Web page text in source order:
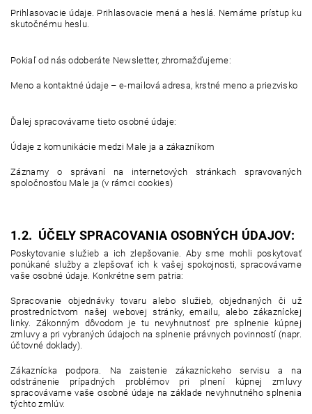
Prihlasovacie údaje. Prihlasovacie mená a heslá. Nemáme prístup ku
skutočnému heslu.
Pokiaľ od nás odoberáte Newsletter, zhromažďujeme:
Meno a kontaktné údaje – e-mailová adresa, krstné meno a priezvisko
Ďalej spracovávame tieto osobné údaje:
Údaje z komunikácie medzi Male ja a zákazníkom
Záznamy o správaní na internetových stránkach spravovaných
spoločnosťou Male ja (v rámci cookies)
1.2. ÚČELY SPRACOVANIA OSOBNÝCH ÚDAJOV:
Poskytovanie služieb a ich zlepšovanie. Aby sme mohli poskytovať
ponúkané služby a zlepšovať ich k vašej spokojnosti, spracovávame
vaše osobné údaje. Konkrétne sem patria:
Spracovanie objednávky tovaru alebo služieb, objednaných či už
prostredníctvom našej webovej stránky, emailu, alebo zákazníckej
linky. Zákonným dôvodom je tu nevyhnutnosť pre splnenie kúpnej
zmluvy a pri vybraných údajoch na splnenie právnych povinností (napr.
účtovné doklady).
Zákaznícka podpora. Na zaistenie zákazníckeho servisu a na
odstránenie prípadných problémov pri plnení kúpnej zmluvy
spracovávame vaše osobné údaje na základe nevyhnutného splnenia
týchto zmlúv.